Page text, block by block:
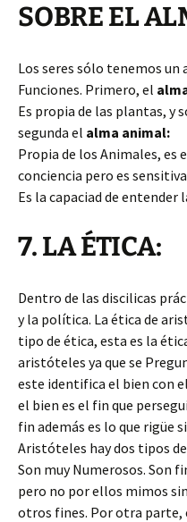
SOBRE EL
Los seres sólo tenemos un
Funciones. Primero, el
Es propia de las plantas, y
segunda el alma animal:
Propia de los Animales, es
conciencia pero es
Es la capaciad de entender
7. LA ÉTICA:
Dentro de las discilicas
y la política. La ética de
tipo de ética, esta es la
aristóteles ya que se
este identifica el bien con
el bien es el fin que
fin además es lo que rigüe
Aristóteles hay dos tipos
Son muy Numerosos. Son
pero no por ellos mimos
otros fines. Por otra parte,